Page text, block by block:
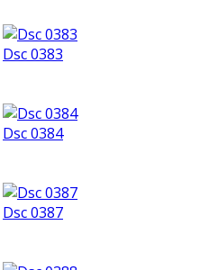
Dsc 0383
Dsc 0384
Dsc 0387